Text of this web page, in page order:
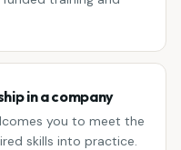
in a company
you to meet the
skills into practice.